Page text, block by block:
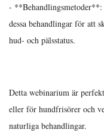
- **Behandlingsmetoder**:
dessa behandlingar för att
hud- och pälsstatus.
Detta webinarium är
eller för hundfrisörer och
naturliga behandlingar.